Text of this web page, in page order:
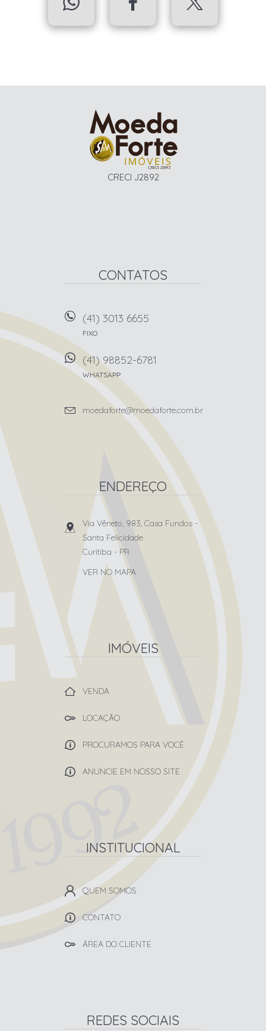
CRECI J2892
CONTATOS
(41) 3013 6655
FIXO
(41) 98852-6781
WHATSAPP
moedaforte@moedaforte.com.br
ENDEREÇO
Via Vêneto, 983, Casa Fundos -
Santa Felicidade
Curitiba - PR
VER NO MAPA
IMÓVEIS
VENDA
LOCAÇÃO
PROCURAMOS PARA VOCÊ
ANUNCIE EM NOSSO SITE
INSTITUCIONAL
QUEM SOMOS
CONTATO
ÁREA DO CLIENTE
REDES SOCIAIS